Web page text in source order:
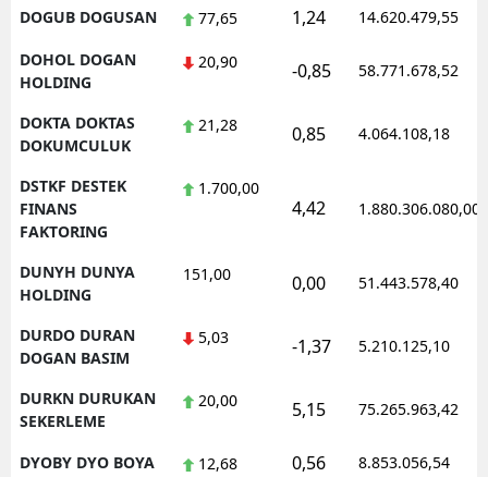
DOGUB DOGUSAN 77,65 1,24 14.620.479,55
DOHOL DOGAN
HOLDING
20,90 -0,85 58.771.678,52
DOKTA DOKTAS
DOKUMCULUK
21,28 0,85 4.064.108,18
DSTKF DESTEK
FINANS
FAKTORING
1.700,00
4,42 1.880.306.080,00
DUNYH DUNYA
HOLDING
151,00 0,00 51.443.578,40
DURDO DURAN
DOGAN BASIM
5,03 -1,37 5.210.125,10
DURKN DURUKAN
SEKERLEME
20,00 5,15 75.265.963,42
DYOBY DYO BOYA 12,68 0,56 8.853.056,54